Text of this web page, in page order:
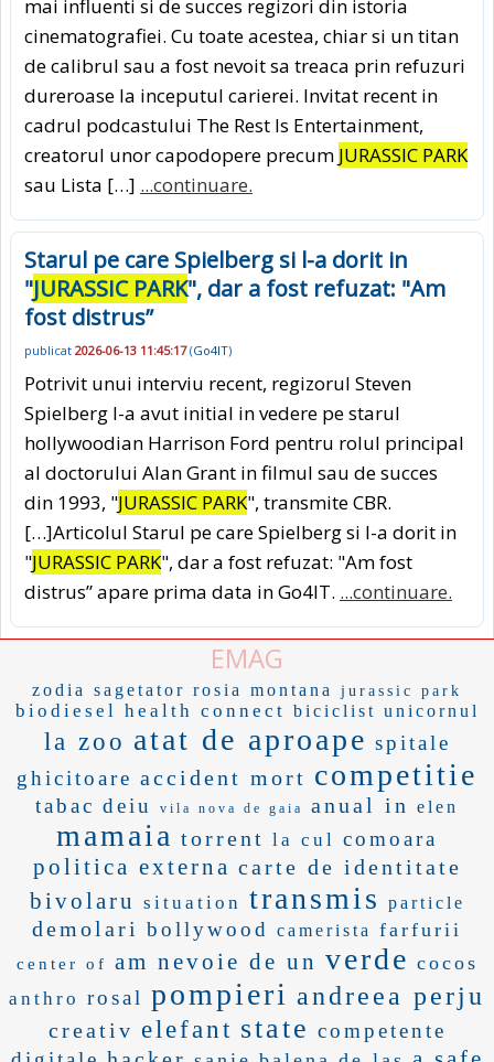
mai influenti si de succes regizori din istoria
cinematografiei. Cu toate acestea, chiar si un titan
de calibrul sau a fost nevoit sa treaca prin refuzuri
dureroase la inceputul carierei. Invitat recent in
cadrul podcastului The Rest Is Entertainment,
creatorul unor capodopere precum JURASSIC PARK
sau Lista […] ...continuare.
Starul pe care Spielberg si l-a dorit in
"JURASSIC PARK", dar a fost refuzat: "Am
fost distrus”
publicat 2026-06-13 11:45:17(Go4IT)
Potrivit unui interviu recent, regizorul Steven
Spielberg l-a avut initial in vedere pe starul
hollywoodian Harrison Ford pentru rolul principal
al doctorului Alan Grant in filmul sau de succes
din 1993, "JURASSIC PARK", transmite CBR.
[…]Articolul Starul pe care Spielberg si l-a dorit in
"JURASSIC PARK", dar a fost refuzat: "Am fost
distrus” apare prima data in Go4IT. ...continuare.
EMAG
zodia sagetator rosia montana jurassic park
biodiesel health connect biciclist unicornul
la zoo atat de aproape spitale
ghicitoare accident mort competitie
tabac deiu vila nova de gaia anual in elen
mamaia torrent la cul comoara
politica externa carte de identitate
bivolaru situation transmis particle
demolari bollywood camerista farfurii
center of am nevoie de un verde cocos
anthro rosal pompieri andreea perju
creativ elefant state competente